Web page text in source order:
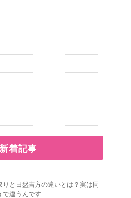
新着記事
りと日盤吉方の違いとは？実は同
で違うんです